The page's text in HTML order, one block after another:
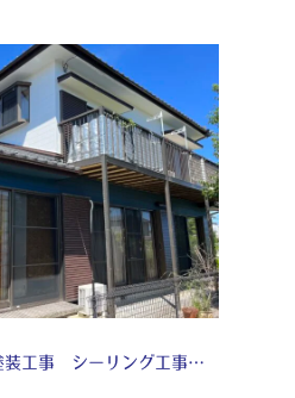
愛知県西尾市 外壁塗装工事 シーリング工事 ♧